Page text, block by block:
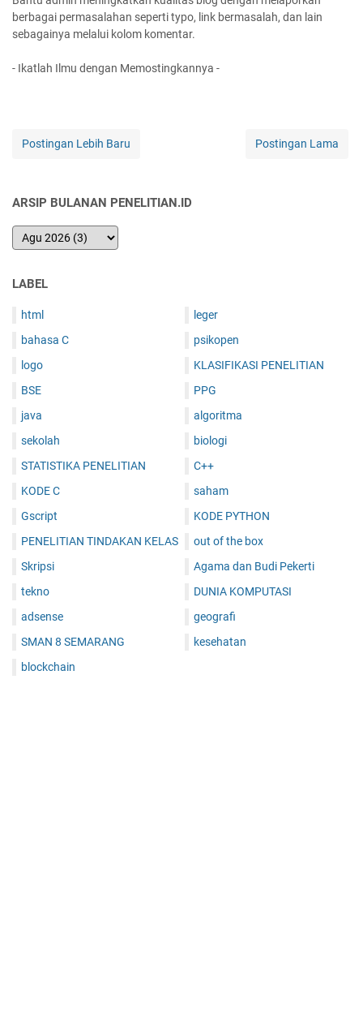
berbagai permasalahan seperti typo, link bermasalah, dan lain
sebagainya melalui kolom komentar.
- Ikatlah Ilmu dengan Memostingkannya -
Postingan Lebih Baru Postingan Lama
ARSIP BULANAN PENELITIAN.ID
LABEL
html
bahasa C
logo
BSE
java
sekolah
STATISTIKA PENELITIAN
KODE C
Gscript
PENELITIAN TINDAKAN KELAS
Skripsi
tekno
adsense
SMAN 8 SEMARANG
blockchain
leger
psikopen
KLASIFIKASI PENELITIAN
PPG
algoritma
biologi
C++
saham
KODE PYTHON
out of the box
Agama dan Budi Pekerti
DUNIA KOMPUTASI
geografi
kesehatan